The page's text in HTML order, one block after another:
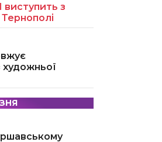
виступить з
художньої